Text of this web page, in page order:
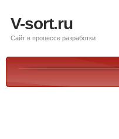
V-sort.ru
Сайт в процессе разработки